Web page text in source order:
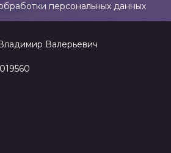
персональных данных
Валерьевич